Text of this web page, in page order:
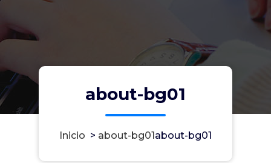
about-bg01
Inicio > about-bg01 about-bg01